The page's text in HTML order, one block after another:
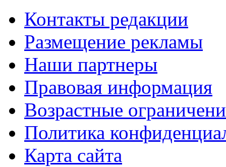
Контакты редакции
Размещение рекламы
Наши партнеры
Правовая информация
Возрастные
Политика
Карта сайта